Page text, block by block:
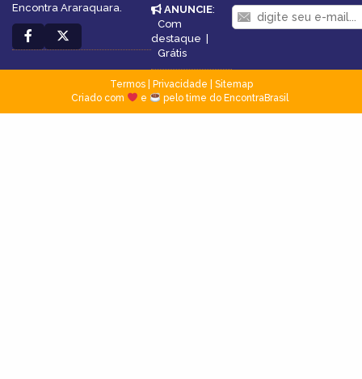
Encontra Araraquara.
ANUNCIE:
Com
destaque |
Grátis
Termos| Privacidade
Sitemap
Criado com
e pelo time do EncontraBrasil